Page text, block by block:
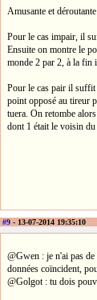
Amusante et déroutante
Pour le cas impair, il
Ensuite on montre le
monde 2 par 2, à la fin
Pour le cas pair il suffit
point opposé au tireur
tuera. On retombe
dont 1 était le voisin du
#9 - 13-07-2014 19:35:10
@Gwen : je n'ai pas
données coïncident,
@Golgot : tu dois